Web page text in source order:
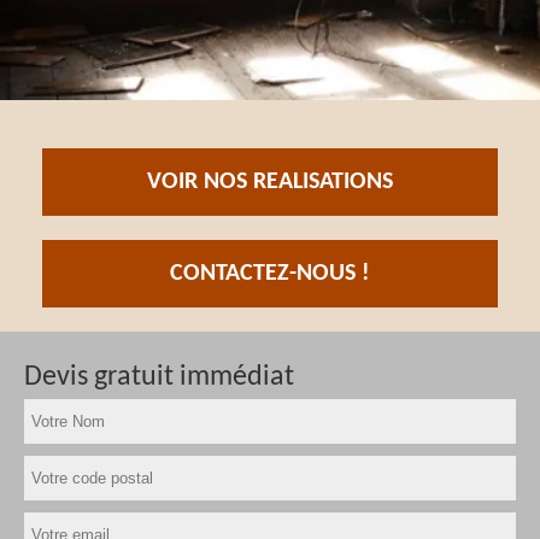
VOIR NOS REALISATIONS
CONTACTEZ-NOUS !
Devis gratuit immédiat